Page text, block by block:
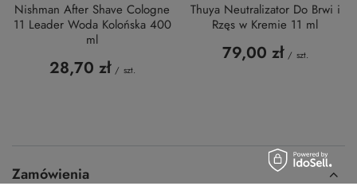
Nishman After Shave Cologne
11 Leader Woda Kolońska 400
ml
28,70 zł / szt.
Thuya Neutralizator Do Brwi i
Rzęs w Kremie 11 ml
79,00 zł / szt.
Zamówienia